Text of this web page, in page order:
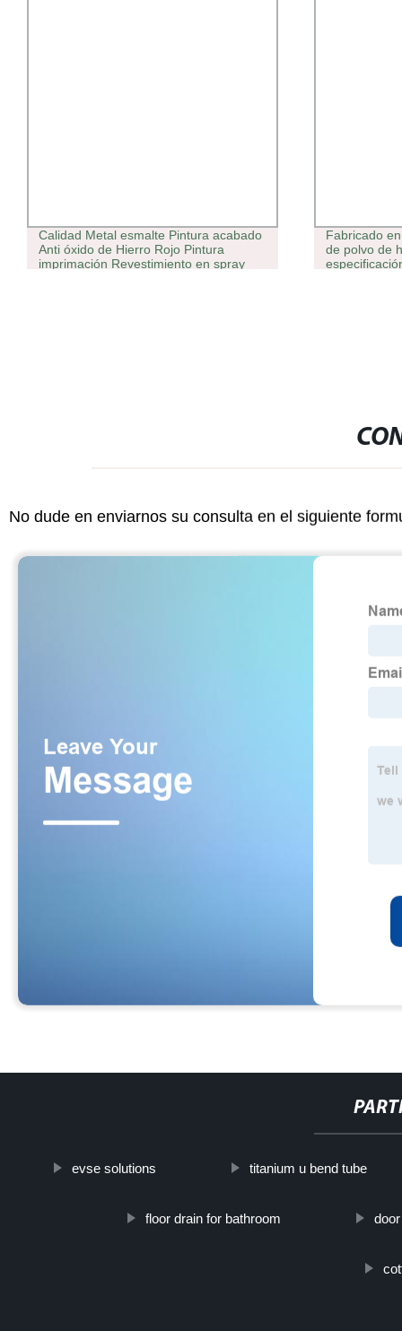
Calidad Metal esmalte Pintura acabado
Anti óxido de Hierro Rojo Pintura
imprimación Revestimiento en spray
Fabricado
de polvo de
No dude en enviarnos su consulta en el siguiente
evse solutions titanium u bend tube
floor drain for bathroom